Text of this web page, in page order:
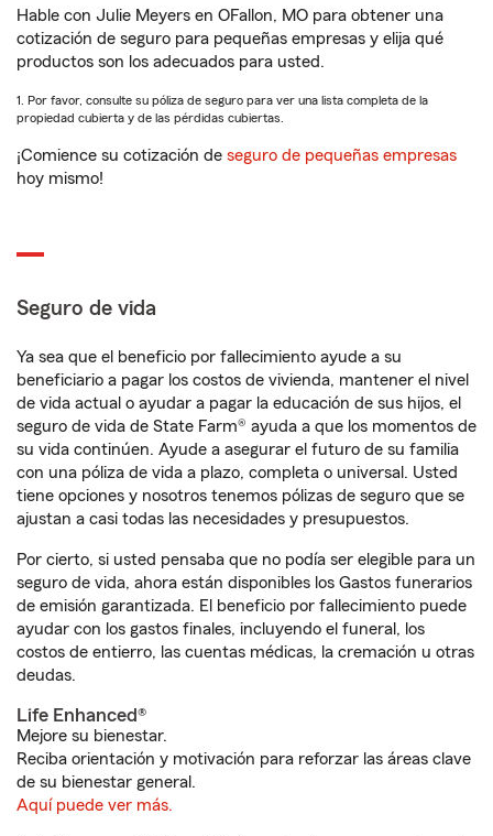
Hable con Julie Meyers en OFallon, MO para obtener una
cotización de seguro para pequeñas empresas y elija qué
productos son los adecuados para usted.
1. Por favor, consulte su póliza de seguro para ver una lista completa de la
propiedad cubierta y de las pérdidas cubiertas.
¡Comience su cotización de seguro de pequeñas empresas
hoy mismo!
Seguro de vida
Ya sea que el beneficio por fallecimiento ayude a su
beneficiario a pagar los costos de vivienda, mantener el nivel
de vida actual o ayudar a pagar la educación de sus hijos, el
seguro de vida de State Farm® ayuda a que los momentos de
su vida continúen. Ayude a asegurar el futuro de su familia
con una póliza de vida a plazo, completa o universal. Usted
tiene opciones y nosotros tenemos pólizas de seguro que se
ajustan a casi todas las necesidades y presupuestos.
Por cierto, si usted pensaba que no podía ser elegible para un
seguro de vida, ahora están disponibles los Gastos funerarios
de emisión garantizada. El beneficio por fallecimiento puede
ayudar con los gastos finales, incluyendo el funeral, los
costos de entierro, las cuentas médicas, la cremación u otras
deudas.
Life Enhanced®
Mejore su bienestar.
Reciba orientación y motivación para reforzar las áreas clave
de su bienestar general.
Aquí puede ver más.